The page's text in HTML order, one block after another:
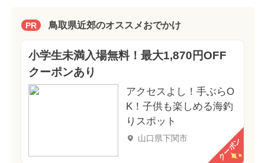
PR 鳥取県近郊のオススメおでかけ
小学生未満入場無料！最大1,870円OFF
クーポンあり
アクセスよし！手ぶらO
K！子供も楽しめる海釣
りスポット
山口県下関市 クーポン